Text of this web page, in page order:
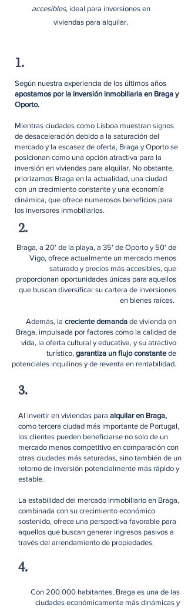
accesibles, ideal para inversiones en
viviendas para alquilar.
1.
Según nuestra experiencia de los últimos años
apostamos por la inversión inmobiliaria en Braga y
Oporto.
Mientras ciudades como Lisboa muestran signos
de desaceleración debido a la saturación del
mercado y la escasez de oferta, Braga y Oporto se
posicionan como una opción atractiva para la
inversión en viviendas para alquilar. No obstante,
priorizamos Braga en la actualidad, una ciudad
con un crecimiento constante y una economía
dinámica, que ofrece numerosos beneficios para
los inversores inmobiliarios.
Braga, a 20' de la playa, a 35' de Oporto y 50' de
Vigo, ofrece actualmente un mercado menos
saturado y precios más accesibles, que
proporcionan oportunidades únicas para aquellos
que buscan diversificar su cartera de inversiones
en bienes raíces.
Además, la creciente demanda de vivienda en
Braga, impulsada por factores como la calidad de
vida, la oferta cultural y educativa, y su atractivo
turístico, garantiza un flujo constantede
potenciales inquilinos y de reventa en rentabilidad.
3.
Al invertir en viviendas para alquilar en Braga,
como tercera ciudad más importante de Portugal,
los clientes pueden beneficiarse no solo de un
mercado menos competitivo en comparación con
otras ciudades más saturadas, sino también de un
retorno de inversión potencialmente más rápido y
estable.
La estabilidad del mercado inmobiliario en Braga,
combinada con su crecimiento económico
sostenido, ofrece una perspectiva favorable para
aquellos que buscan generar ingresos pasivos a
través del arrendamiento de propiedades.
4.
Con 200.000 habitantes, Braga es una de las
ciudades económicamente más dinámicas y
2.